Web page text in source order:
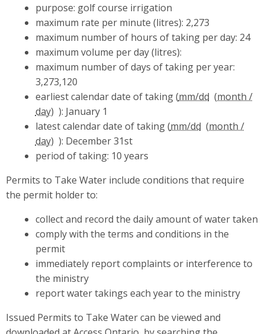
purpose: golf course irrigation
maximum rate per minute (litres): 2,273
maximum number of hours of taking per day: 24
maximum volume per day (litres):
maximum number of days of taking per year:
3,273,120
earliest calendar date of taking (mm/dd
): January 1
latest calendar date of taking (mm/dd
): December 31st
period of taking: 10 years
Permits to Take Water include conditions that require
the permit holder to:
collect and record the daily amount of water taken
comply with the terms and conditions in the
permit
immediately report complaints or interference to
the ministry
report water takings each year to the ministry
Issued Permits to Take Water can be viewed and